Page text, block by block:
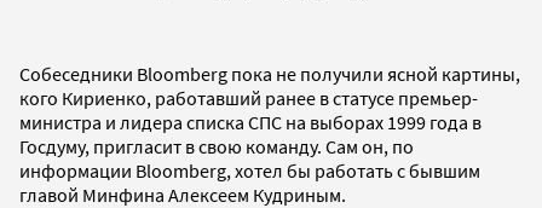
Собеседники Bloomberg пока не получили ясной картины,
кого Кириенко, работавший ранее в статусе премьер-
министра и лидера списка СПС на выборах 1999 года в
Госдуму, пригласит в свою команду. Сам он, по
информации Bloomberg, хотел бы работать с бывшим
главой Минфина Алексеем Кудриным.